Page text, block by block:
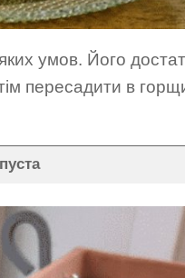
умов. Його
пересадити в